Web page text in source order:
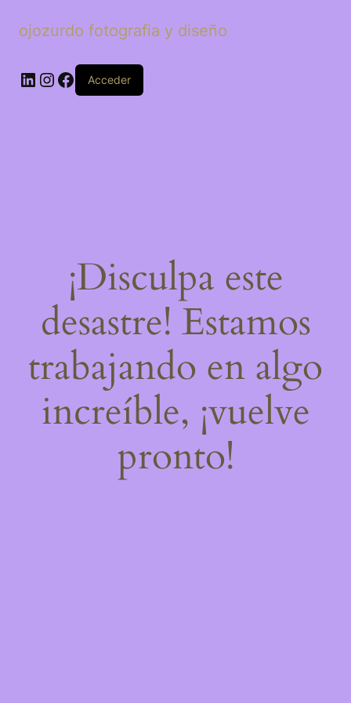
ojozurdo fotografia y diseño
LinkedIn
Instagram
Facebook
Acceder
¡Disculpa este
desastre! Estamos
trabajando en algo
increíble, ¡vuelve
pronto!